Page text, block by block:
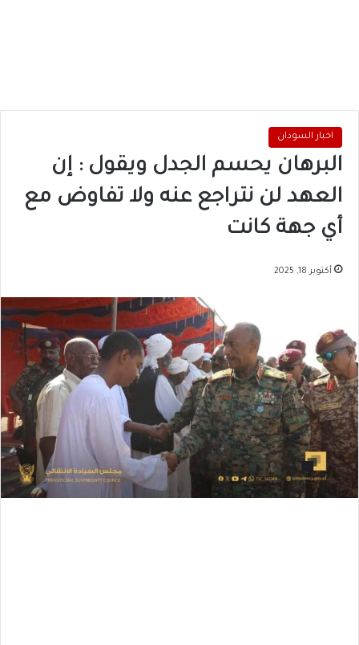
اخبار السودان
البرهان يحسم الجدل ويقول : إن
العهد لن نتراجع عنه ولا تفاوض مع
أي جهة كانت
أكتوبر 18, 2025